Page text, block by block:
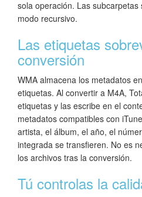
sola operación. Las subcarpetas
modo recursivo.
Las etiquetas
conversión
WMA almacena los metadatos
etiquetas. Al convertir a M4A,
etiquetas y las escribe en el
metadatos compatibles con
artista, el álbum, el año, el
integrada se transfieren. No es
los archivos tras la conversión.
Tú controlas la